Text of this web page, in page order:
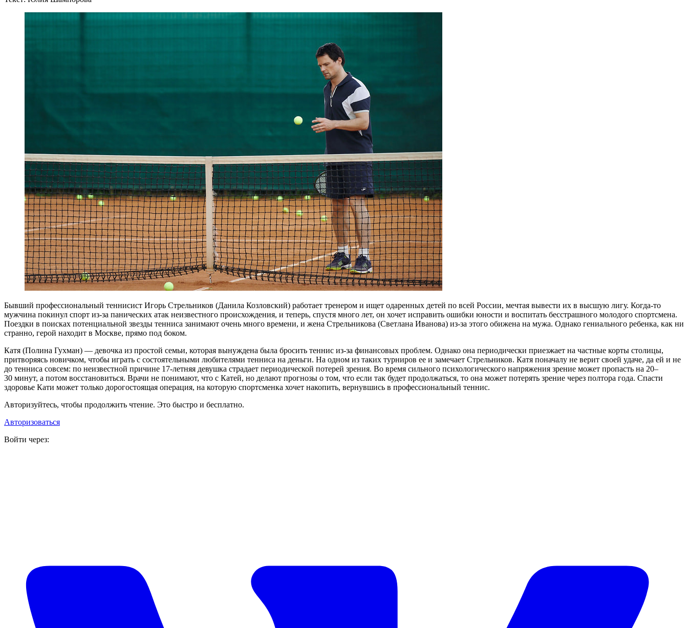
Бывший профессиональный теннисист Игорь Стрельников (Данила Козловский) работает тренером и ищет одаренных детей по всей России, мечтая вывести их в высшую лигу. Когда-то
мужчина покинул спорт из-за панических атак неизвестного происхождения, и теперь, спустя много лет, он хочет исправить ошибки юности и воспитать бесстрашного молодого спортсмена.
Поездки в поисках потенциальной звезды тенниса занимают очень много времени, и жена Стрельникова (Светлана Иванова) из-за этого обижена на мужа. Однако гениального ребенка, как ни
странно, герой находит в Москве, прямо под боком.
Катя (Полина Гухман) — девочка из простой семьи, которая вынуждена была бросить теннис из-за финансовых проблем. Однако она периодически приезжает на частные корты столицы,
притворяясь новичком, чтобы играть с состоятельными любителями тенниса на деньги. На одном из таких турниров ее и замечает Стрельников. Катя поначалу не верит своей удаче, да ей и не
до тенниса совсем: по неизвестной причине 17-летняя девушка страдает периодической потерей зрения. Во время сильного психологического напряжения зрение может пропасть на 20–
30 минут, а потом восстановиться. Врачи не понимают, что с Катей, но делают прогнозы о том, что если так будет продолжаться, то она может потерять зрение через полтора года. Спасти
здоровье Кати может только дорогостоящая операция, на которую спортсменка хочет накопить, вернувшись в профессиональный теннис.
Авторизуйтесь, чтобы продолжить чтение. Это быстро и бесплатно.
Авторизоваться
Войти через: